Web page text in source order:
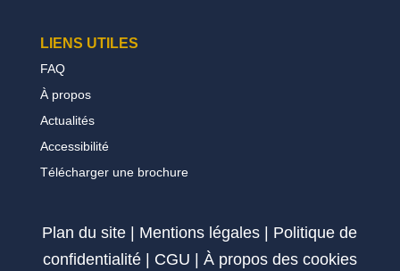
LIENS UTILES
FAQ
À propos
Actualités
Accessibilité
Télécharger une brochure
Plan du site Mentions légales
Politique de
confidentialité| CGU À propos des cookies